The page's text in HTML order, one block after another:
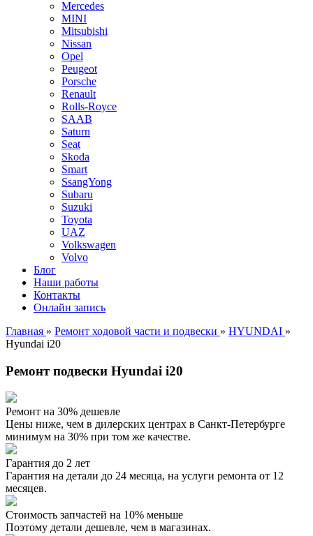
Mercedes
MINI
Mitsubishi
Nissan
Opel
Peugeot
Porsche
Renault
Rolls-Royce
SAAB
Saturn
Seat
Skoda
Smart
SsangYong
Subaru
Suzuki
Toyota
UAZ
Volkswagen
Volvo
Блог
Наши работы
Контакты
Онлайн запись
Главная » Ремонт ходовой части и подвески » HYUNDAI »
Hyundai i20
Ремонт подвески Hyundai i20
Ремонт на 30% дешевле
Цены ниже, чем в дилерских центрах в Санкт-Петербурге
минимум на 30% при том же качестве.
Гарантия до 2 лет
Гарантия на детали до 24 месяца, на услуги ремонта от 12
месяцев.
Стоимость запчастей на 10% меньше
Поэтому детали дешевле, чем в магазинах.